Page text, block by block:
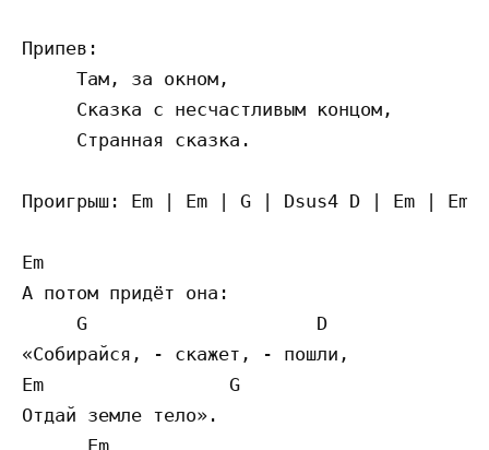
Припев:
     Там, за окном,
     Сказка с несчастливым концом,
     Странная сказка.
Проигрыш: Em | Em | G | Dsus4 D | Em |
Em
А потом придёт она:
     G                     D
«Собирайся, - скажет, - пошли,
Em                 G
Отдай земле тело».